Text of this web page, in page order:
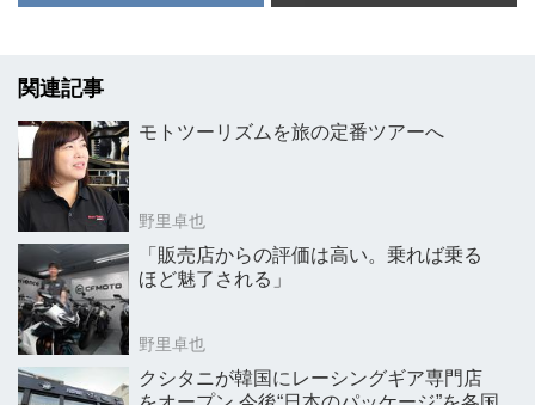
関連記事
モトツーリズムを旅の定番ツアーへ
野里卓也
「販売店からの評価は高い。乗れば乗る
ほど魅了される」
野里卓也
クシタニが韓国にレーシングギア専門店